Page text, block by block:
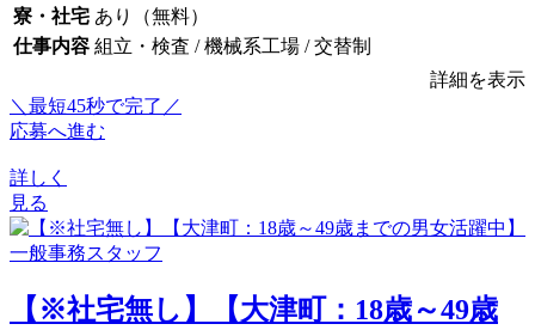
寮・社宅 あり（無料）
仕事内容 組立・検査 / 機械系工場 / 交替制
詳細を表示
＼最短45秒で完了／
応募へ進む
詳しく
見る
【※社宅無し】【大津町：18歳～49歳